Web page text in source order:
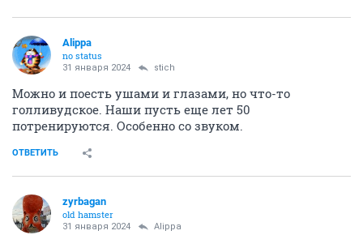
Alippa
no status
31 января 2024 stich
Можно и поесть ушами и глазами, но что-то
голливудское. Наши пусть еще лет 50
потренируются. Особенно со звуком.
ОТВЕТИТЬ
zyrbagan
old hamster
31 января 2024 Alippa